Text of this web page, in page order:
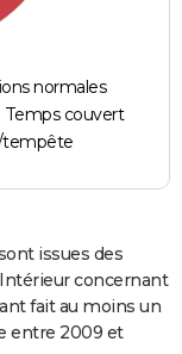
normales
Temps couvert
issues des
concernant
fait au moins un
entre 2009 et